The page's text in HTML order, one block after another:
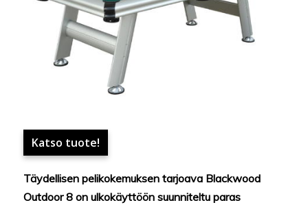
Katso tuote!
Täydellisen pelikokemuksen tarjoava Blackwood
Outdoor 8 on ulkokäyttöön suunniteltu paras